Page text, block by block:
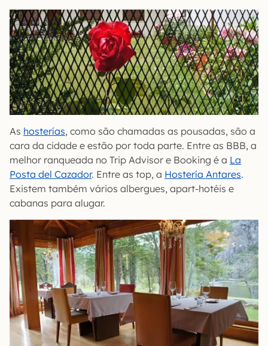
As hosterías, como são chamadas as pousadas, são a
cara da cidade e estão por toda parte. Entre as BBB, a
melhor ranqueada no Trip Advisor e Booking é a La
Posta del Cazador. Entre as top, a Hostería Antares.
Existem também vários albergues, apart-hotéis e
cabanas para alugar.